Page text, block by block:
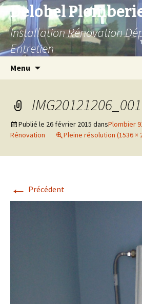
Delobel
Installation Rénovation
Entretien
Menu
IMG20121206_001
Publié le 26 février 2015 dansPlombier
Rénovation
Pleine résolution (1536 ×
← Précédent